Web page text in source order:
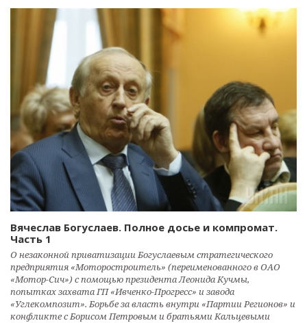
Вячеслав Богуслаев. Полное досье и компромат.
Часть 1
О незаконной приватизации Богуслаевым стратегического
предприятия «Моторостроитель» (переименованного в ОАО
«Мотор-Сич») с помощью президента Леонида Кучмы,
попытках захвата ГП «Ивченко-Прогресс» и завода
«Углекомпозит». Борьбе за власть внутри «Партии Регионов» и
конфликте с Борисом Петровым и братьями Кальцевыми